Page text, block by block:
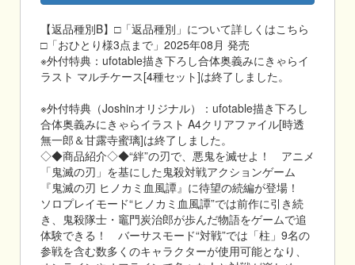
【返品種別B】□「返品種別」について詳しくはこちら
□「おひとり様3点まで」2025年08月 発売
※外付特典：ufotable描き下ろし合体奥義みにきゃらイ
ラスト マルチケース[4種セット]は終了しました。
※外付特典（Joshinオリジナル）：ufotable描き下ろし
合体奥義みにきゃらイラスト A4クリアファイル[時透
無一郎＆甘露寺蜜璃]は終了しました。
◇◆商品紹介◇◆“絆”の刃で、悪鬼を滅せよ！ アニメ
「鬼滅の刃」を基にした鬼殺対戦アクションゲーム
『鬼滅の刃 ヒノカミ血風譚』に待望の続編が登場！
ソロプレイモード“ヒノカミ血風譚”では前作に引き続
き、鬼殺隊士・竈門炭治郎が歩んだ物語をゲームで追
体験できる！ バーサスモード“対戦”では「柱」9名の
参戦を含む数多くのキャラクターが使用可能となり、